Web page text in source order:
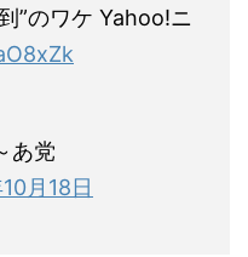
”のワケ Yahoo!ニ
あ党
月18日